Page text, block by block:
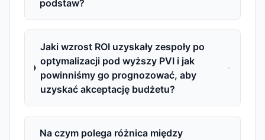
podstaw?
Jaki wzrost ROI uzyskały zespoły po
optymalizacji pod wyższy PVI i jak
powinniśmy go prognozować, aby
uzyskać akceptację budżetu?
Na czym polega różnica między